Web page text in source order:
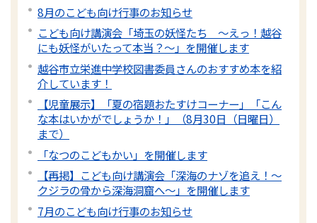
8月のこども向け行事のお知らせ
こども向け講演会「埼玉の妖怪たち 〜えっ！越谷
にも妖怪がいたって本当？～」を開催します
越谷市立栄進中学校図書委員さんのおすすめ本を紹
介しています！
【児童展示】「夏の宿題おたすけコーナー」「こん
な本はいかがでしょうか！」（8月30日（日曜日）
まで）
「なつのこどもかい」を開催します
【再掲】こども向け講演会「深海のナゾを追え！〜
クジラの骨から深海洞窟へ〜」を開催します
7月のこども向け行事のお知らせ